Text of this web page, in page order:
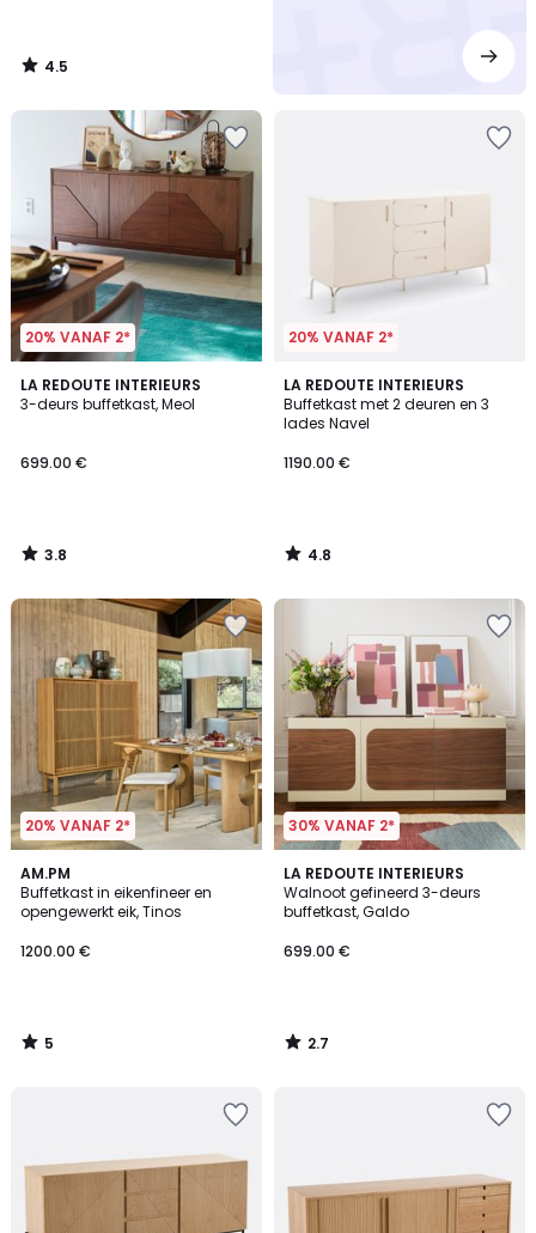
4.5
/
20% VANAF 2*
LA REDOUTE INTERIEURS
3-deurs buffetkast, Meol
699.00 €
3.8
/ 5
3.8
/
20% VANAF 2*
LA REDOUTE INTERIEURS
Buffetkast met 2 deuren en 3
lades Navel
1190.00 €
4.8
/ 5
4.8
/
20% VANAF 2*
AM.PM
Buffetkast in eikenfineer en
opengewerkt eik, Tinos
1200.00 €
5
/
5
5
/
30% VANAF 2*
LA REDOUTE INTERIEURS
Walnoot gefineerd 3-deurs
buffetkast, Galdo
699.00 €
2.7
/ 5
2.7
/